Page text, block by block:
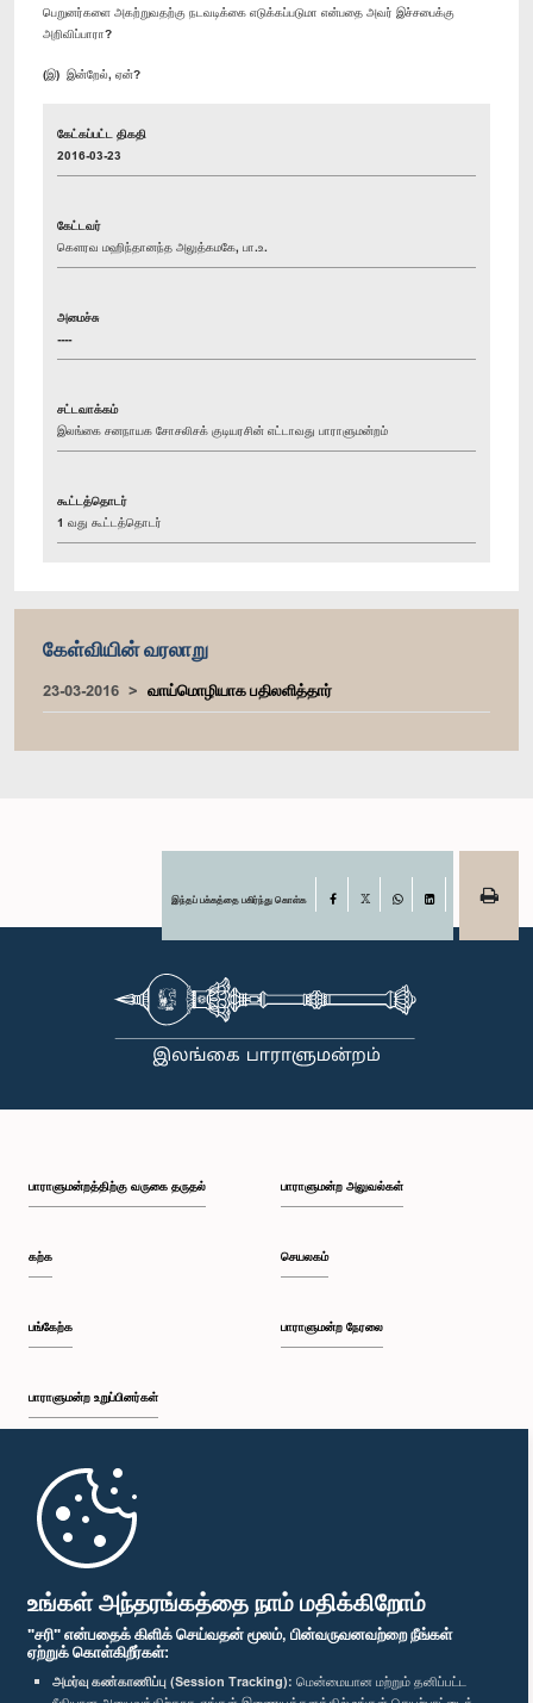
உங்கள் அந்தரங்கத்தை நாம் மதிக்கிறோம்
"சரி" என்பதைக் கிளிக் செய்வதன் மூலம், பின்வருவனவற்றை நீங்கள்
ஏற்றுக் கொள்கிறீர்கள்:
அமர்வு கண்காணிப்பு (Session Tracking): மென்மையான மற்றும் தனிப்பட்ட
பெறுனர்களை அகற்றுவதற்கு நடவடிக்கை எடுக்கப்படுமா என்பதை அவர் இச்சபைக்கு
அறிவிப்பாரா?
(இ) இன்றேல், ஏன்?
கேட்கப்பட்ட திகதி
2016-03-23
கேட்டவர்
கௌரவ மஹிந்தானந்த அலுத்கமகே, பா.உ.
அமைச்சு
----
சட்டவாக்கம்
இலங்கை சனநாயக சோசலிசக் குடியரசின் எட்டாவது பாராளுமன்றம்
கூட்டத்தொடர்
1 வது கூட்டத்தொடர்
கேள்வியின் வரலாறு
23-03-2016 வாய்மொழியாக பதிலளித்தார்
இந்தப் பக்கத்தை பகிர்ந்து கொள்க Facebook
பாராளுமன்றத்திற்கு வருகை தருதல்
கற்க
பங்கேற்க
பாராளுமன்ற உறுப்பினர்கள்
முதற்பக்கம்
பாராளுமன்ற அலுவல்கள்
செயலகம்
பாராளுமன்ற நேரலை
பாராளுமன்ற கையடக்க செயலி